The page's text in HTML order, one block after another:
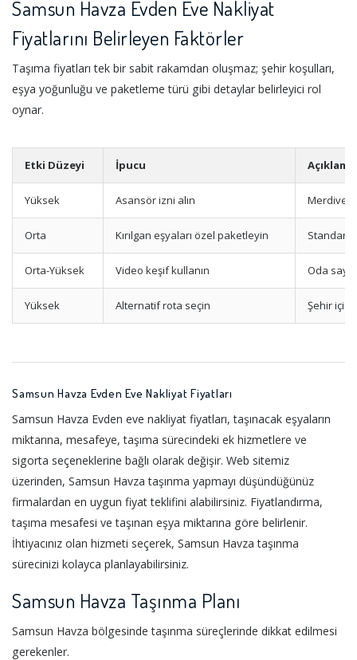
Samsun Havza Evden Eve Nakliyat
Fiyatlarını Belirleyen Faktörler
Taşıma fiyatları tek bir sabit rakamdan oluşmaz; şehir koşulları,
eşya yoğunluğu ve paketleme türü gibi detaylar belirleyici rol
oynar.
Etki Düzeyi İpucu Açıklama
Yüksek Asansör izni alın Merdiven
Orta Kırılgan eşyaları özel paketleyin Standart
Orta-Yüksek Video keşif kullanın Oda
Yüksek Alternatif rota seçin Şehir içi
Samsun Havza Evden Eve Nakliyat Fiyatları
Samsun Havza Evden eve nakliyat fiyatları, taşınacak eşyaların
miktarına, mesafeye, taşıma sürecindeki ek hizmetlere ve
sigorta seçeneklerine bağlı olarak değişir. Web sitemiz
üzerinden, Samsun Havza taşınma yapmayı düşündüğünüz
firmalardan en uygun fiyat teklifini alabilirsiniz. Fiyatlandırma,
taşıma mesafesi ve taşınan eşya miktarına göre belirlenir.
İhtiyacınız olan hizmeti seçerek, Samsun Havza taşınma
sürecinizi kolayca planlayabilirsiniz.
Samsun Havza Taşınma Planı
Samsun Havza bölgesinde taşınma süreçlerinde dikkat edilmesi
gerekenler.